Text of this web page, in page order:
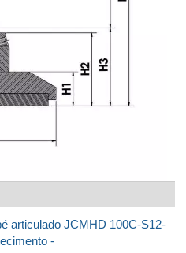
articulado JCMHD 100C-S12-
-